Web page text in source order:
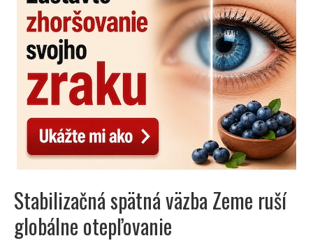
Stabilizačná spätná väzba Zeme ruší
globálne otepľovanie